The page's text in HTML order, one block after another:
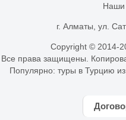
Наши
г. Алматы, ул.
Copyright © 2014-
Все права защищены.
Популярно: туры в Турцию